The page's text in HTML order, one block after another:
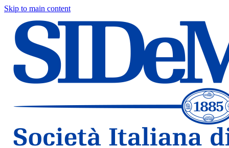
Skip to main content